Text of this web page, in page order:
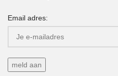
Email adres: